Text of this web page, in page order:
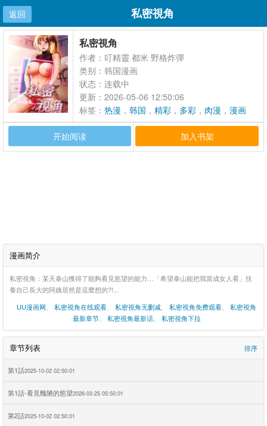
返回 私密視角
首页 私密視角
作者：叮精靈 都米 野格炸彈
类别：韩国漫画
状态：连载中
更新：2026-05-06 12:50:06
标签： 热漫 ， 韩国 ， 精彩 ， 多彩 ， 肉漫 ， 漫画
屋，UU韩漫，manhuawu
开始阅读
加入书架
漫画简介
私密視角：某天泰山獲得了能夠看見慾望的能力…「希望泰山能把我當成女人看」扶
養自己長大的阿姨居然是這麼想的?!...
UU漫画网
私密視角在线观看 私密視角无删减 私密視角免费观看
私密視角
最新章节、 私密視角最新话、 私密視角下拉
章节列表 排序
第1話2025-10-02 02:50:01
第1話-看見醜陋的慾望2026-03-25 05:50:01
第2話2025-10-02 02:50:01